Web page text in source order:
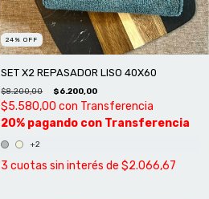
24 %OFF
SET X2 REPASADOR LISO 40X60
$8.200,00 $6.200,00
$5.580,00con Transferencia
+2
3 cuotas sin interés de$2.066,67